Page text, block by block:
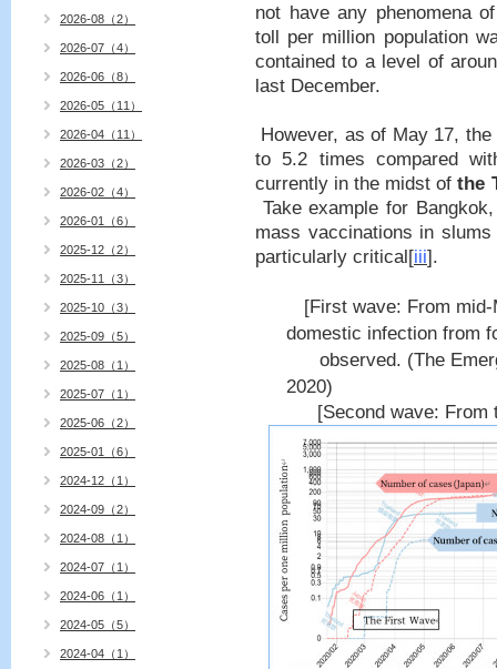
not have any phenomena
toll per million population
contained to a level of
last December.
However, as of May 17,
to 5.2 times compared
currently in the midst ofthe
Take example for Bangkok,
mass vaccinations in
particularly critical[iii].
[First wave: From
domestic infection from
observed. (The
2020)
[Second wave: From
2026-08（2）
2026-07（4）
2026-06（8）
2026-05（11）
2026-04（11）
2026-03（2）
2026-02（4）
2026-01（6）
2025-12（2）
2025-11（3）
2025-10（3）
2025-09（5）
2025-08（1）
2025-07（1）
2025-06（2）
2025-01（6）
2024-12（1）
2024-09（2）
2024-08（1）
2024-07（1）
2024-06（1）
2024-05（5）
2024-04（1）